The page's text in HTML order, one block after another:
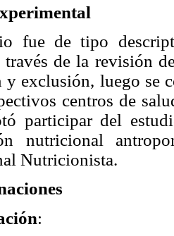
fue de tipo
través de la revisión
y exclusión, luego se
centros de
participar del
nutricional
Nutricionista.
: